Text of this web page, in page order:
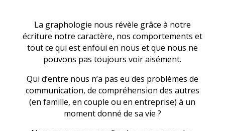
La graphologie nous révèle grâce à notre
écriture notre caractère, nos comportements et
tout ce qui est enfoui en nous et que nous ne
pouvons pas toujours voir aisément.
Qui d’entre nous n’a pas eu des problèmes de
communication, de compréhension des autres
(en famille, en couple ou en entreprise) à un
moment donné de sa vie ?